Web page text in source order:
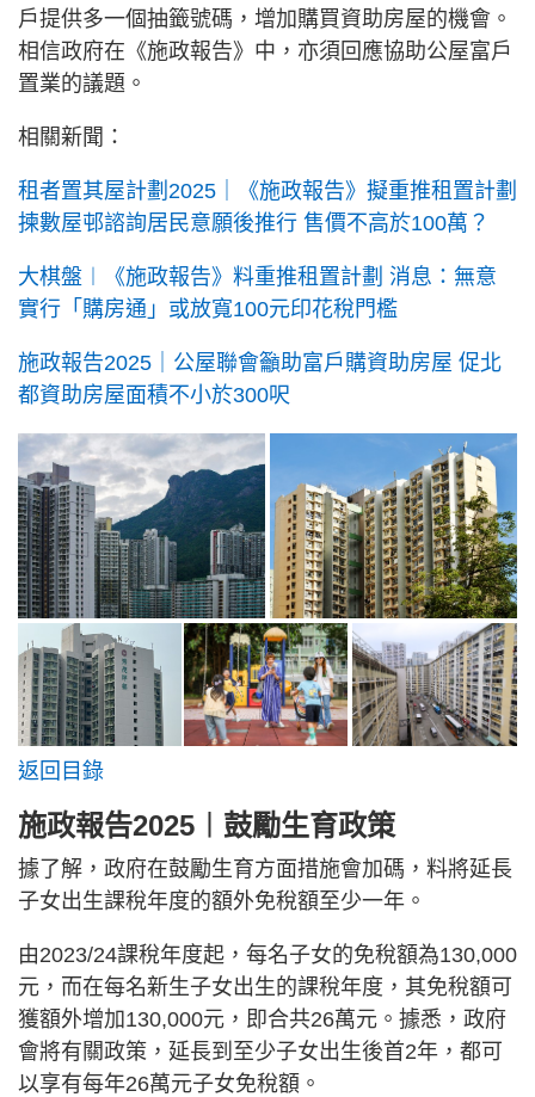
戶提供多一個抽籤號碼，增加購買資助房屋的機會。
相信政府在《施政報告》中，亦須回應協助公屋富戶
置業的議題。
相關新聞：
租者置其屋計劃2025｜《施政報告》擬重推租置計劃
揀數屋邨諮詢居民意願後推行 售價不高於100萬？
大棋盤︱《施政報告》料重推租置計劃 消息：無意
實行「購房通」或放寬100元印花稅門檻
施政報告2025｜公屋聯會籲助富戶購資助房屋 促北
都資助房屋面積不小於300呎
返回目錄
施政報告2025︱鼓勵生育政策
據了解，政府在鼓勵生育方面措施會加碼，料將延長
子女出生課稅年度的額外免稅額至少一年。
由2023/24課稅年度起，每名子女的免稅額為130,000
元，而在每名新生子女出生的課稅年度，其免稅額可
獲額外增加130,000元，即合共26萬元。據悉，政府
會將有關政策，延長到至少子女出生後首2年，都可
以享有每年26萬元子女免稅額。